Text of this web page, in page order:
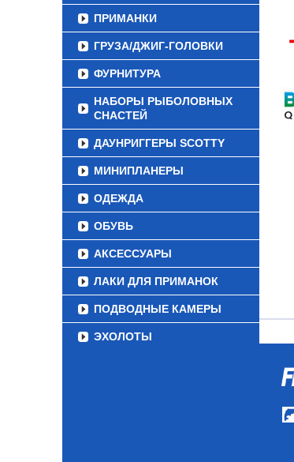
ПРИМАНКИ
ГРУЗА/ДЖИГ-ГОЛОВКИ
ФУРНИТУРА
НАБОРЫ РЫБОЛОВНЫХ
СНАСТЕЙ
ДАУНРИГГЕРЫ SCOTTY
МИНИПЛАНЕРЫ
ОДЕЖДА
ОБУВЬ
АКСЕССУАРЫ
ЛАКИ ДЛЯ ПРИМАНОК
ПОДВОДНЫЕ КАМЕРЫ
ЭХОЛОТЫ